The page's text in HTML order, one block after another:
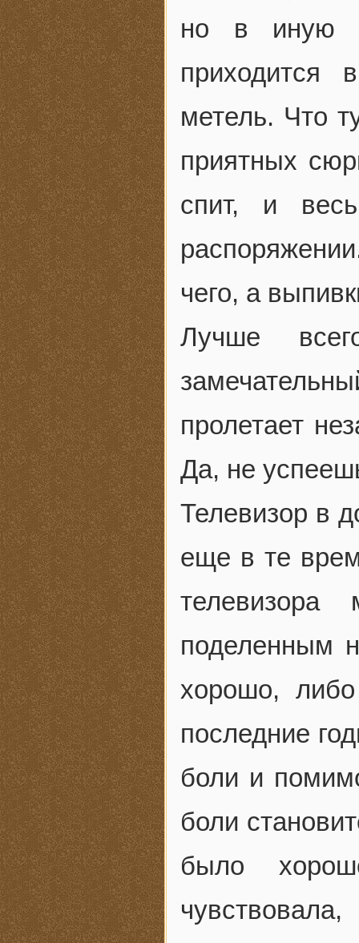
но в иную
приходится
метель. Что
приятных
спит, и
чего, а
Лучше
пролетает
Да, не
Телевизор в
еще в те
поделенным
хорошо,
последние
боли и
боли
было